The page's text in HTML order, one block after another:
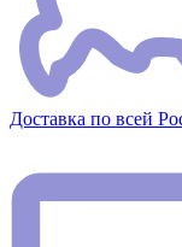
Доставка по всей